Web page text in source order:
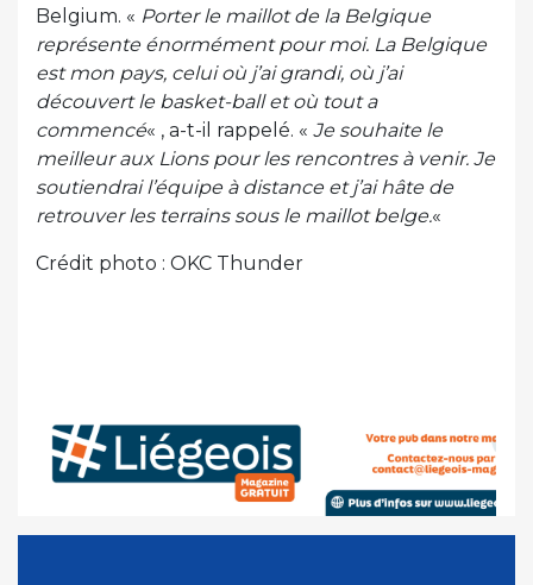
Belgium. « Porter le maillot de la Belgique
représente énormément pour moi. La Belgique
est mon pays, celui où j’ai grandi, où j’ai
découvert le basket-ball et où tout a
commencé« , a-t-il rappelé. « Je souhaite le
meilleur aux Lions pour les rencontres à venir. Je
soutiendrai l’équipe à distance et j’ai hâte de
retrouver les terrains sous le maillot belge.«
Crédit photo : OKC Thunder